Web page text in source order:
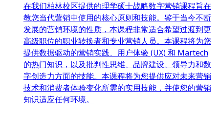
在我们柏林校区提供的理学硕士战略数字营销课程旨在
教您当代营销中使用的核心原则和技能。鉴于当今不断
发展的营销环境的性质，本课程非常适合希望过渡到更
高级职位的职业转换者和专业营销人员。本课程将为您
提供数据驱动的营销实践、用户体验 (UX) 和 Martech
的热门知识，以及批判性思维、品牌建设、领导力和数
字创造力方面的技能。本课程将为您提供应对未来营销
技术和消费者体验变化所需的实用技能，并使您的营销
知识适应任何环境。